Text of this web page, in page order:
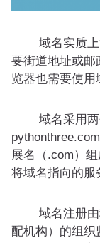
域名实质上
要街道地址或邮
览器也需要使用
域名采用两
展名（.com）
将域名指向的服
域名注册由
配机构）的组